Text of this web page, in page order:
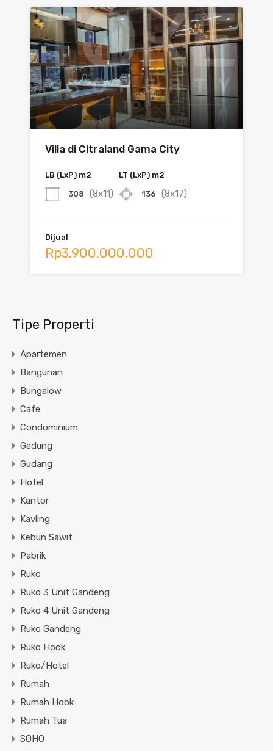
Villa di Citraland Gama City
LB (LxP) m2
308 (8x11)
LT (LxP) m2
136 (8x17)
Dijual
Rp3.900.000.000
Tipe Properti
Apartemen
Bangunan
Bungalow
Cafe
Condominium
Gedung
Gudang
Hotel
Kantor
Kavling
Kebun Sawit
Pabrik
Ruko
Ruko 3 Unit Gandeng
Ruko 4 Unit Gandeng
Ruko Gandeng
Ruko Hook
Ruko/Hotel
Rumah
Rumah Hook
Rumah Tua
SOHO